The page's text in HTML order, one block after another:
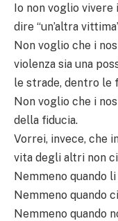
Io non voglio vivere
dire “un’altra
Non voglio che i
violenza sia una
le strade, dentro le
Non voglio che i
della fiducia.
Vorrei, invece, che
vita degli altri non
Nemmeno quando li
Nemmeno quando
Nemmeno quando